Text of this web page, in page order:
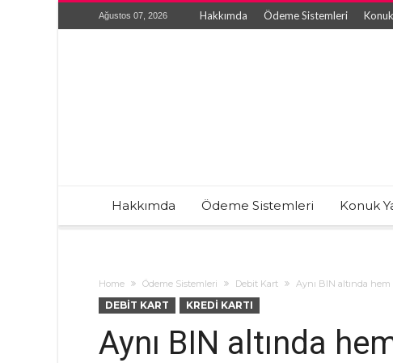
Ağustos 07, 2026 Hakkımda Ödeme Sistemleri
Hakkımda Ödeme Sistemleri Konuk
Home Ödeme Sistemleri Debit Kart Aynı BIN altında
DEBIT KART KREDI KARTI
Aynı BIN altında